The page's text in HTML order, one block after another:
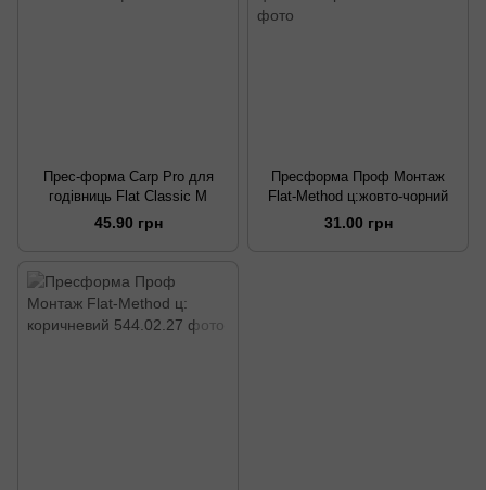
Прес-форма Carp Pro для
годівниць Flat Classic M
45.90 грн
Пресформа Проф Монтаж
Flat-Method ц:жовто-чорний
31.00 грн